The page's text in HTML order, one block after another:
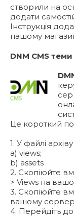
створили на
додати
Інструкція
нашому
DNM CMS теми
Це короткий
1. У файлі
a) views;
b) assets
2. Скопіюйте
> Views на
3. Скопіюйте
вашому
4. Перейдіть до